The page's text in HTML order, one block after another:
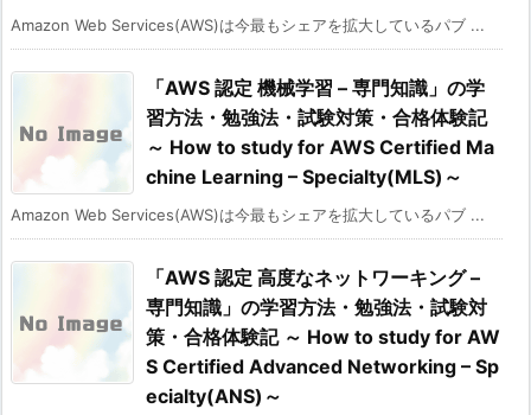
Amazon Web Services(AWS)は今最もシェアを拡大しているパブ ...
「AWS 認定 機械学習 – 専門知識」の学
習方法・勉強法・試験対策・合格体験記
～ How to study for AWS Certified Ma
chine Learning – Specialty(MLS)～
Amazon Web Services(AWS)は今最もシェアを拡大しているパブ ...
「AWS 認定 高度なネットワーキング –
専門知識」の学習方法・勉強法・試験対
策・合格体験記 ～ How to study for AW
S Certified Advanced Networking – Sp
ecialty(ANS)～